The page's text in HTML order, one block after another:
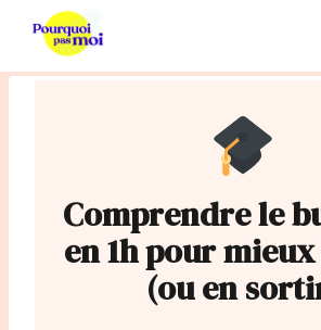
contenu
Comprendre le
en 1h pour
(ou en